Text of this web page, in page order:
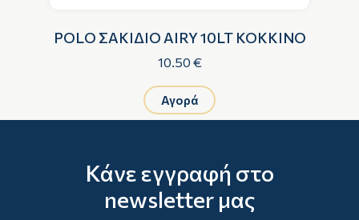
POLO ΣΑΚΙΔΙΟ AIRY 10LT ΚΟΚΚΙΝΟ
10.50 €
Αγορά
Κάνε εγγραφή στο
newsletter μας